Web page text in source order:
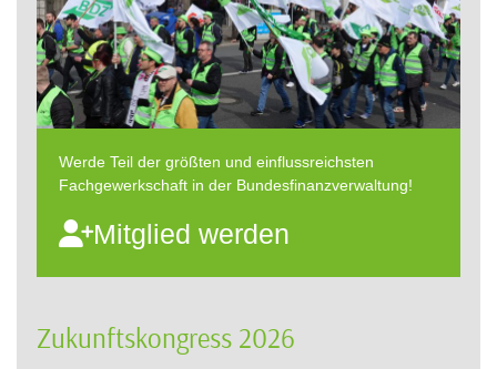
Werde Teil der größten und einflussreichsten
Fachgewerkschaft in der Bundesfinanzverwaltung!
Mitglied werden
Zukunftskongress 2026